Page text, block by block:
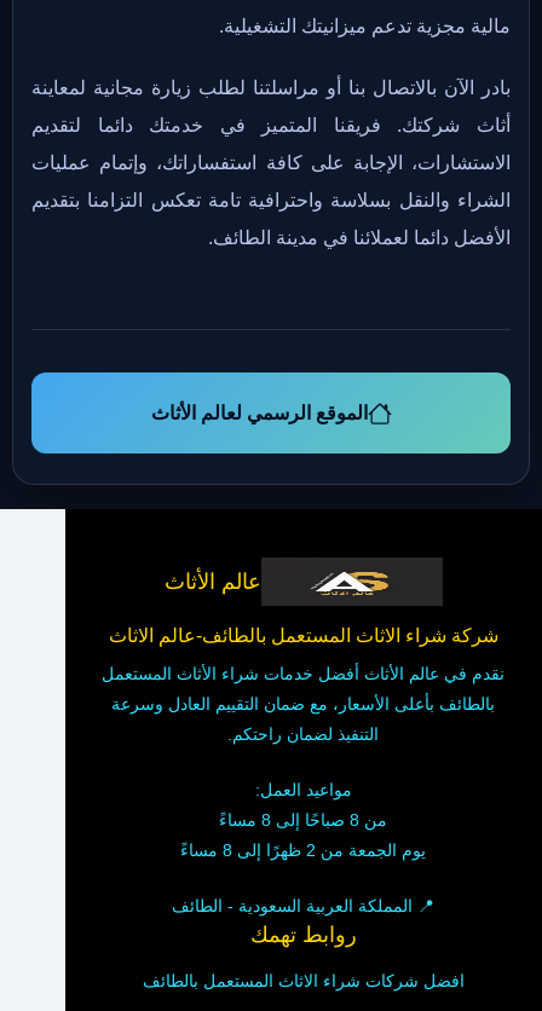
مالية مجزية تدعم ميزانيتك التشغيلية.
بادر الآن بالاتصال بنا أو مراسلتنا لطلب زيارة مجانية لمعاينة
أثاث شركتك. فريقنا المتميز في خدمتك دائما لتقديم
الاستشارات، الإجابة على كافة استفساراتك، وإتمام عمليات
الشراء والنقل بسلاسة واحترافية تامة تعكس التزامنا بتقديم
الأفضل دائما لعملائنا في مدينة الطائف.
الموقع الرسمي لعالم الأثاث
عالم الأثاث
شركة شراء الاثاث المستعمل بالطائف-عالم الاثاث
نقدم في عالم الأثاث أفضل خدمات شراء الأثاث المستعمل
بالطائف بأعلى الأسعار، مع ضمان التقييم العادل وسرعة
التنفيذ لضمان راحتكم.
مواعيد العمل:
من 8 صباحًا إلى 8 مساءً
يوم الجمعة من 2 ظهرًا إلى 8 مساءً
📍 المملكة العربية السعودية - الطائف
روابط تهمك
افضل شركات شراء الاثاث المستعمل بالطائف